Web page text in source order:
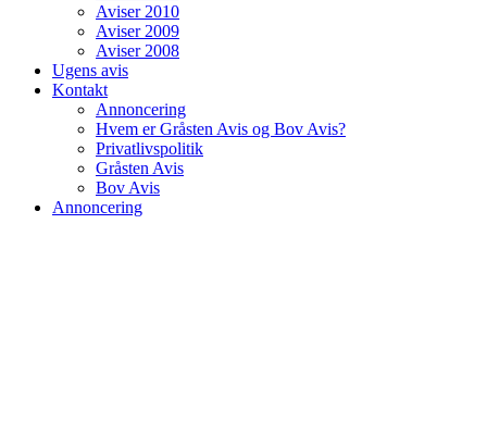
Aviser 2010
Aviser 2009
Aviser 2008
Ugens avis
Kontakt
Annoncering
Hvem er Gråsten Avis og Bov Avis?
Privatlivspolitik
Gråsten Avis
Bov Avis
Annoncering